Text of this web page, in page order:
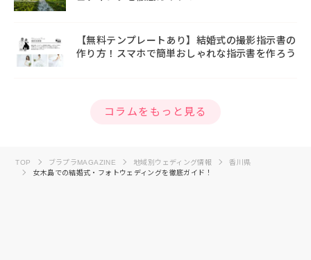
【無料テンプレートあり】結婚式の撮影指示書の
作り方！スマホで簡単おしゃれな指示書を作ろう
コラムをもっと見る
TOP ブラプラMAGAZINE 地域別ウェディング情報
香川県
女木島での結婚式・フォトウェディングを徹底ガイド！